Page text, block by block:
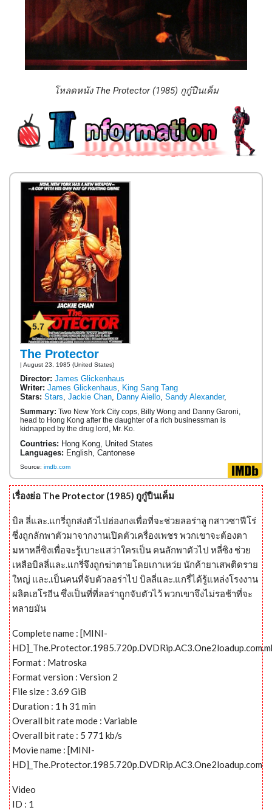
โหลดหนัง The Protector (1985) กูกู๋ปืนเค็ม
5.7
The Protector
| August 23, 1985 (United States)
Director: James Glickenhaus
Writer: James Glickenhaus
King Sang Tang
Stars: Stars Jackie Chan Danny Aiello Sandy Alexander,
Summary: Two New York City cops, Billy Wong and Danny Garoni,
head to Hong Kong after the daughter of a rich businessman is
kidnapped by the drug lord, Mr. Ko.
Countries: Hong Kong, United States
Languages: English, Cantonese
Source: imdb.com
เรื่องย่อ The Protector (1985) กูกู๋ปืนเค็ม
บิล ลี่และ.แกรี่ถูกส่งตัวไปฮ่องกงเพื่อที่จะช่วยลอร่าลู กสาวซาฟีโร่
ซึ่งถูกลักพาตัวมาจากงานเปิดตัวเครื่องเพชร พวกเขาจะต้องตา
มหาหลี่ซิงเพื่อจะรู้เบาะแสว่าใครเป็น คนลักพาตัวไป หลี่ซิง ช่วย
เหลือบิลลี่และ.แกรี่จึงถูกฆ่าตายโดยเกาเหว่ย นักค้ายาเสพติดราย
ใหญ่ และ.เป็นคนที่จับตัวลอร่าไป บิลลี่และ.แกรี่ได้รู้แหล่งโรงงาน
ผลิตเฮโรอีน ซึ่งเป็นที่ที่ลอร่าถูกจับตัวไว้ พวกเขาจึงไม่รอช้าที่จะ
ทลายมัน
Complete name : [MINI-
Format : Matroska
Format version : Version 2
File size : 3.69 GiB
Duration : 1 h 31 min
Overall bit rate mode : Variable
Overall bit rate : 5 771 kb/s
Movie name : [MINI-
HD]_The.Protector.1985.720p.DVDRip.AC3.One2loadup.com
Video
ID : 1